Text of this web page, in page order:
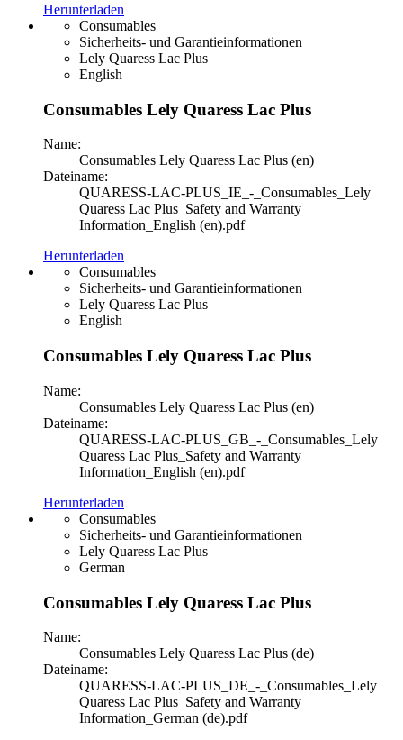
Herunterladen
Consumables
Sicherheits- und Garantieinformationen
Lely Quaress Lac Plus
English
Consumables Lely Quaress Lac Plus
Name:
Consumables Lely Quaress Lac Plus (en)
Dateiname:
QUARESS-LAC-PLUS_IE_-_Consumables_Lely
Quaress Lac Plus_Safety and Warranty
Information_English (en).pdf
Herunterladen
Consumables
Sicherheits- und Garantieinformationen
Lely Quaress Lac Plus
English
Consumables Lely Quaress Lac Plus
Name:
Consumables Lely Quaress Lac Plus (en)
Dateiname:
QUARESS-LAC-PLUS_GB_-_Consumables_Lely
Quaress Lac Plus_Safety and Warranty
Information_English (en).pdf
Herunterladen
Consumables
Sicherheits- und Garantieinformationen
Lely Quaress Lac Plus
German
Consumables Lely Quaress Lac Plus
Name:
Consumables Lely Quaress Lac Plus (de)
Dateiname:
QUARESS-LAC-PLUS_DE_-_Consumables_Lely
Quaress Lac Plus_Safety and Warranty
Information_German (de).pdf